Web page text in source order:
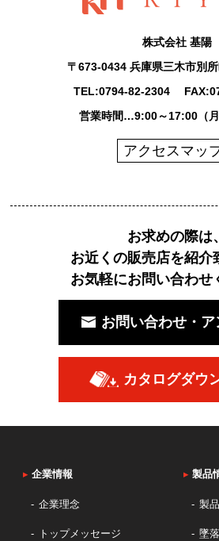
株式会社 基陽
〒673-0434 兵庫県三木市別
TEL:0794-82-2304
営業時間…9:00～17:00（月
アクセスマッ
お求めの際は、
お近くの販売店を紹介
お気軽にお問い合わせ
お問い合わせ・ア
カタログダウ
▸ 企業情報
企業理念
トップメッセージ
▸ 製品
製
墜